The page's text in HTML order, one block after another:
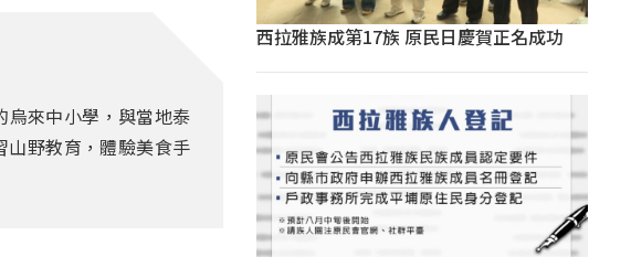
烏來中小學，與當地泰
山野教育，體驗美食手
西拉雅族成第17族 原民日慶賀正名成功